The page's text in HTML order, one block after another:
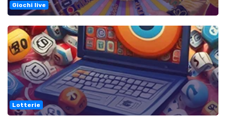
Giochi live
Lotterie